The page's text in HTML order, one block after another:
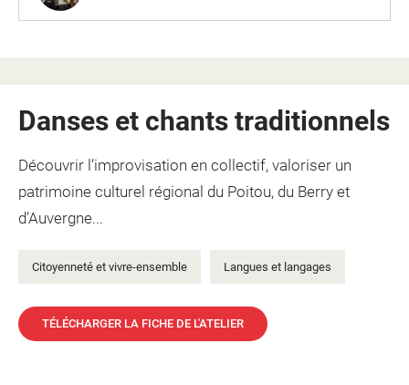
Danses et chants traditionnels
Découvrir l’improvisation en collectif, valoriser un
patrimoine culturel régional du Poitou, du Berry et
d’Auvergne...
Citoyenneté et vivre-ensemble Langues et langages
TÉLÉCHARGER LA FICHE DE L'ATELIER